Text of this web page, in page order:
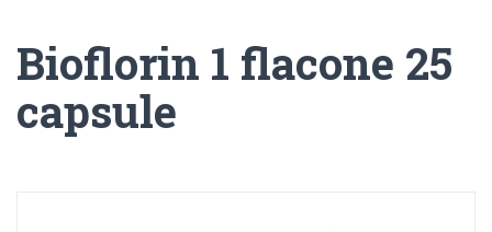
Bioflorin 1 flacone 25
capsule